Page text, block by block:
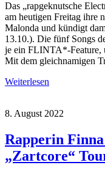
Das „rapgeknutsche
am heutigen Freitag ihre
Malonda und kündigt
13.10.). Die fünf Songs
je ein FLINTA*-Feature,
Mit dem gleichnamigen
Weiterlesen
8. August 2022
Rapperin
„Zartcore“